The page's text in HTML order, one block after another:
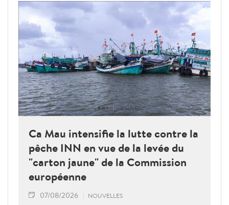
Ca Mau intensifie la lutte contre la
pêche INN en vue de la levée du
"carton jaune" de la Commission
européenne
07/08/2026 NOUVELLES